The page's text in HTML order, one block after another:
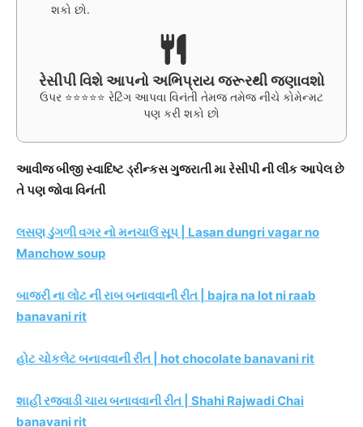
શકો છો.
રેસીપી વિશે આપનો અભિપ્રાય જરૂરથી જણાવશો
ઉપર ⭐⭐⭐⭐⭐ રેટિંગ આપવા વિનંતી તેમજ તમેજ નીચે કોમેન્મટ
પણ કરી શકો છો
આવીજ બીજી સ્વાદિષ્ટ ડ્રીન્કસ ગુજરાતી મા રેસીપી ની લીંક આપેલ છે
તે પણ જોવા વિનંતી
લસણ ડુંગળી વગર નો મનચાઉં સૂપ | Lasan dungri vagar no
Manchow soup
બાજરી ના લોટ ની રાબ બનાવવાની રીત | bajra na lot ni raab
banavani rit
હોટ ચોકલેટ બનાવવાની રીત | hot chocolate banavani rit
શાહી રજવાડી ચાય બનાવવાની રીત | Shahi Rajwadi Chai
banavani rit